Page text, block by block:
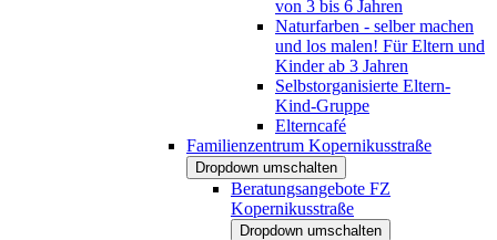
von 3 bis 6 Jahren
Naturfarben - selber machen
und los malen! Für Eltern und
Kinder ab 3 Jahren
Selbstorganisierte Eltern-
Kind-Gruppe
Elterncafé
Familienzentrum Kopernikusstraße
Dropdown umschalten
Beratungsangebote FZ
Kopernikusstraße
Dropdown umschalten